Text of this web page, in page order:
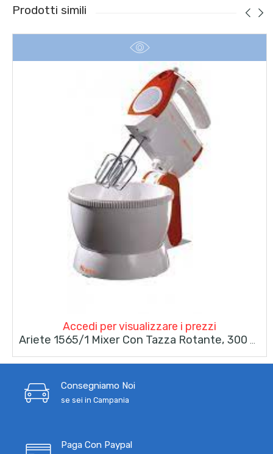
Prodotti simili
Accedi per visualizzare i prezzi
Ariete 1565/1 Mixer Con Tazza Rotante, 300 W, Plastica, 5 Velocità, Arancione
Consegniamo Noi
se sei in Campania
Paga Con Paypal